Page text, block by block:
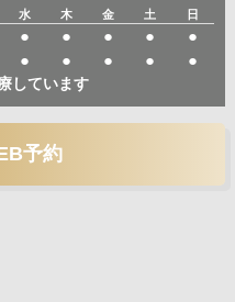
水 木 金 土
日
● ● ● ● ●
● ● ● ● ●
しています
予約